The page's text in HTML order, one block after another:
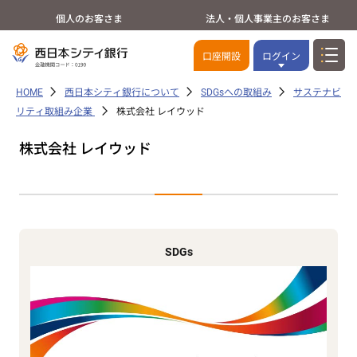
個人のお客さま 法人・個人事業主のお客さま
口座開設 ログイン
HOME 西日本シティ銀行について SDGsへの取組み
サステナビ
リティ取組み企業
株式会社 レイウッド
株式会社 レイウッド
SDGs